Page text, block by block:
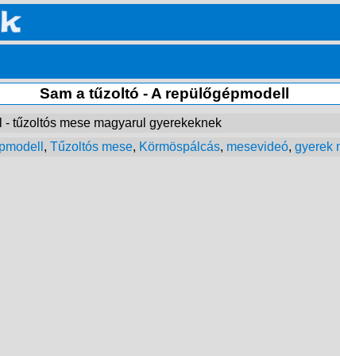
Sam a tűzoltó - A repülőgépmodell
tűzoltós mese magyarul gyerekeknek
, Tűzoltós mese, Körmöspálcás, mesevideó, gyerek